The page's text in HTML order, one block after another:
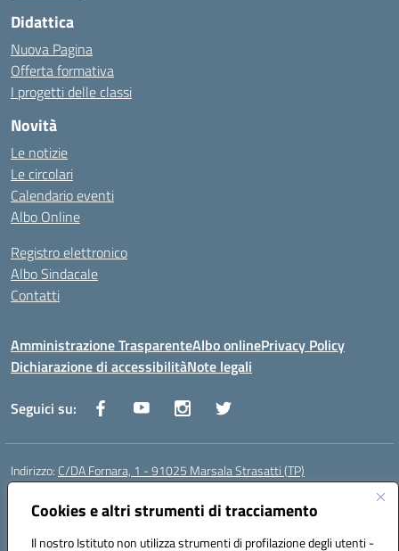
Cookies e altri strumenti di tracciamento
Il nostro Istituto non utilizza strumenti di profilazione degli utenti -
Didattica
Nuova Pagina
Offerta formativa
I progetti delle classi
Novità
Le notizie
Le circolari
Calendario eventi
Albo Online
Registro elettronico
Albo Sindacale
Contatti
Amministrazione TrasparenteAlbo onlinePrivacy Policy
Dichiarazione di accessibilitàNote legali
Seguici su:
Indirizzo: C/DA Fornara, 1 - 91025 Marsala Strasatti (TP)
Centralino:
Posta elettronica certificata (PEC):tpic81600v@pec.istruzione.it
Codice fiscale: 82006360810